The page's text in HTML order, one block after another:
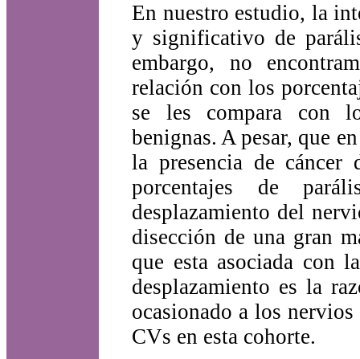
En nuestro estudio, la
y significativo de
embargo, no
relación con los
se les compara con
benignas. A pesar, que
la presencia de
porcentajes de
desplazamiento del
disección de una gran
que esta asociada con
desplazamiento es la
ocasionado a los
CVs en esta cohorte.